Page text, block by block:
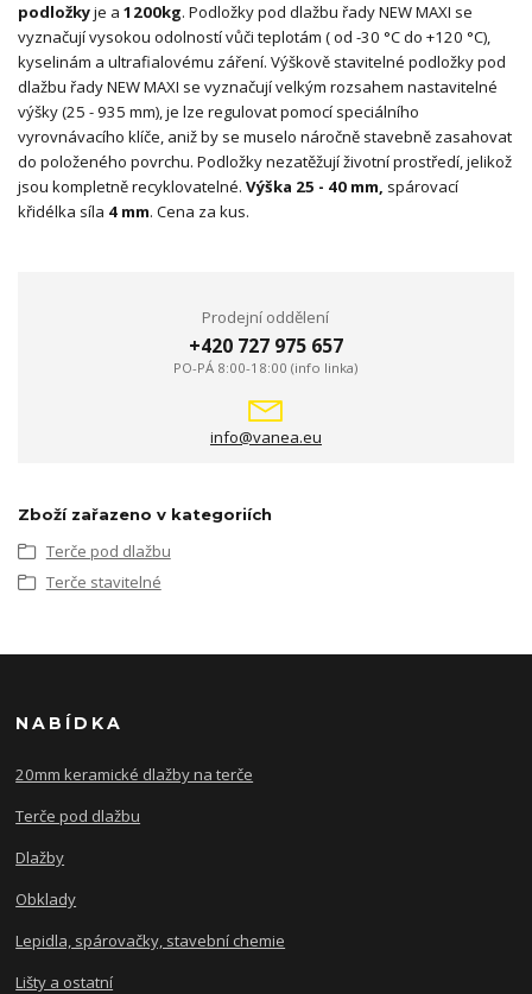
podložkyje a 1200kg. Podložky pod dlažbu řady NEW MAXI se
vyznačují vysokou odolností vůči teplotám ( od -30 °C do +120 °C),
kyselinám a ultrafialovému záření. Výškově stavitelné podložky pod
dlažbu řady NEW MAXI se vyznačují velkým rozsahem nastavitelné
výšky (25 - 935 mm), je lze regulovat pomocí speciálního
vyrovnávacího klíče, aniž by se muselo náročně stavebně zasahovat
do položeného povrchu. Podložky nezatěžují životní prostředí, jelikož
jsou kompletně recyklovatelné. Výška 25 - 40 mm, spárovací
křidélka síla 4 mm. Cena za kus.
Prodejní oddělení
+420 727 975 657
PO-PÁ 8:00-18:00 (info linka)
info@vanea.eu
Zboží zařazeno v kategoriích
Terče pod dlažbu
Terče stavitelné
NABÍDKA
20mm keramické dlažby na terče
Terče pod dlažbu
Dlažby
Obklady
Lepidla, spárovačky, stavební chemie
Lišty a ostatní